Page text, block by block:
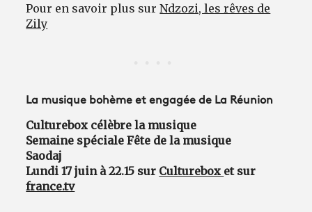
Pour en savoir plus surNdzozi, les rêves de
Zily
La musique bohème et engagée de La Réunion
Culturebox célèbre la musique
Semaine spéciale Fête de la musique
Saodaj
Lundi 17 juin à 22.15 sur Culturebox et sur
france.tv